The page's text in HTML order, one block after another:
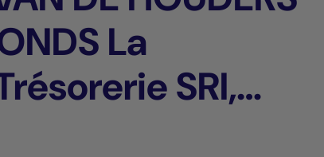
La
SRI,
NL_BE